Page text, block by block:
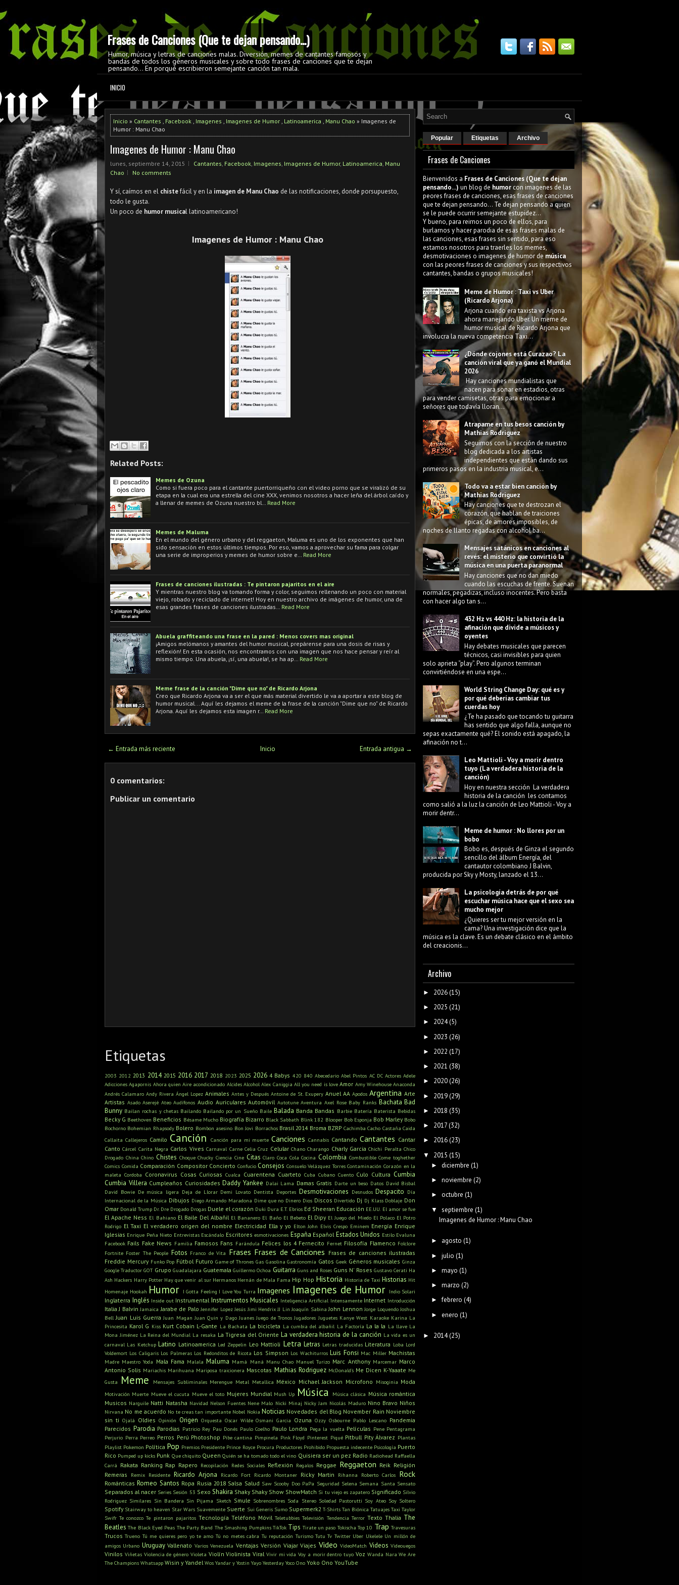
Frases de Canciones (Que te dejan pensando...)
Humor, música y letras de canciones malas. Diversión, memes de cantantes famosos y
bandas de todos los géneros musicales y sobre todo frases de canciones que te dejan
pensando... En porqué escribieron semejante canción tan mala.
INICIO
Inicio » Cantantes , Facebook , Imagenes , Imagenes de Humor , Latinoamerica , Manu Chao » Imagenes de
Humor : Manu Chao
Imagenes de Humor : Manu Chao
lunes, septiembre 14, 2015 Cantantes, Facebook, Imagenes, Imagenes de Humor, Latinoamerica, Manu
Chao
No comments
Y sí, caímos en el chistefácil y en la imagen de Manu Chao de las notificaciones, donde porsupuesto,
todo le gusta.
Un poco de humor musical latinoamericano!
Imagenes de Humor : Manu Chao
Related Posts:
Memes de Ozuna
Como si fuera poco para el cantante puertorriqueño con el video porno que se viralizó de su
etapa en la cual era una estrella del cine XXX, venimos nosotros a hacer leña del árbol caído y
a llenar de memes de Ozuna nuestro bl…
Read More
Memes de Maluma
En el mundo del género urbano y del reggaeton, Maluma es uno de los exponentes que han
sido sensación en estos últimos tiempos. Por eso, vamos a aprovechar su fama para colgar
una serie de improperios y memes de humor sobre e…
Read More
Frases de canciones ilustradas : Te pintaron pajaritos en el aire
Y mientras nuestro blog va tomando forma y color, seguimos rellenando un poco con material
viejo, robado y reciclado de internet! Hoy en nuestro archivo de imágenes de humor, una de
esas grandes frases de canciones ilustradas…
Read More
Abuela graffiteando una frase en la pared : Menos covers mas original
¡Amigos melómanos y amantes del humor musical, prepárense para una dosis de risas y
reflexión! En esta ocasión, nos encontramos con una imagen que nos hace pensar y reír al
mismo tiempo. Una abuela, ¡sí, una abuela!, se ha ap…
Read More
Meme frase de la canción "Dime que no" de Ricardo Arjona
Creo que Ricardo Arjona va a ser el que más material divertido le va a aportar a este blog de
humor musical... Aquí les dejamos el meme de la frase de la canción "Dime que no" de Ricardo
Arjona. Aquí les dejamos esta imagen r…
Read More
← Entrada más reciente Entrada antigua →
Inicio
0 comentarios:
Publicar un comentario
Etiquetas
2003 2012 2013 2014 2015 2016 2017 2018 2023 2025 2026 4 Babys 420 840 Abecedario Abel Pintos AC DC Actores Adele
Adicciones Agapornis Ahora quien Aire acondicionado Alcides Alcohol Alex Caniggia All you need is love Amor Amy Winehouse Anaconda
Andrés Calamaro Andy Rivera Ángel Lopez Animales Antes y Después Antoine de St. Exupery Anuel AA Apodos Argentina Arte
Artistas Asado Aserejé Ateo Audífonos Audio Auriculares Automóvil Autotune Aventura Axel Rose Baby Ranks Bachata Bad
Bunny Bailan rochas y chetas Bailando Bailando por un Sueño Baile Balada Banda Bandas Barbie Batería Baterista Bebidas
Becky G Beethoven Beneficios Bésame Mucho Biografía Bizarro Black Sabbath Blink 182 Blooper Bob Esponja Bob Marley Bobo
Bochorno Bohemian Rhapsody Bolero Bombon asesino Bon Jovi Borrachos Brasil 2014 Broma BZRP Cachimba Cacho Castaña Caida
Callaita Callejeros Camilo Canción Canción para mi muerte Canciones Cannabis Cantando Cantantes Cantar
Canto Cárcel Carita Negra Carlos Vives Carnaval Carne Celia Cruz Celular Chano Charango Charly Garcia Chichi Peralta Chico
Drogado China Chino Chistes Choque Chucky Ciencia Cine Citas Claro Coca Cola Cocina Colombia Combustible Come toghether
Comics Comida Comparación Compositor Concierto Confucio Consejos Consuelo Velázquez Torres Contaminación Corazón en la
maleta Cordoba Coronavirus Cosas Curiosas Cualca Cuarentena Cuarteto Cuba Cubano Cuento Culo Cultura Cumbia
Cumbia Villera Cumpleaños Curiosidades Daddy Yankee Dalai Lama Damas Gratis Darte un beso Datos David Bisbal
David Bowie De música ligera Deja de Llorar Demi Lovato Dentista Deportes Desmotivaciones Desnudos Despacito Día
Internacional de la Música Dibujos Diego Armando Maradona Dime que no Dinero Dios Discos Divertido Dj Dj Klass Doblaje Don
Omar Donald Trump Dr. Dre Drogado Drogas Duele el corazón Duki Dura E.T. Ebrios Ed Sheeran Educación EE.UU. El amor se fue
El Apache Ness El Bahiano El Baile Del Albañil El Bananero El Baño El Bebeto El Dipy El Juego del Miedo El Polaco El Potro
Rodrigo El Taxi El verdadero origen del nombre Electricidad Ella y yo Elton John Elvis Crespo Eminem Energía Enrique
Iglesias Enrique Peña Nieto Entrevistas Escándalo Escritores esmotivaciones España Español Estados Unidos Estilo Evaluna
Facebook Fails Fake News Familia Famosos Fans Farándula Felices los 4 Fernecito Fernet Filosofía Flamenco Folclore
Fortnite Foster The People Fotos Franco de Vita Frases Frases de Canciones Frases de canciones ilustradas
Freddie Mercury Funko Pop Fútbol Futuro Game of Thrones Gas Gasolina Gastronomía Gatos Geek Géneros musicales Ginza
Google Traductor GOT Grupo Guadalajara Guatemala Guillermo Ochoa Guitarra Guns and Roses Guns N' Roses Gustavo Cerati Ha
Ash Hackers Harry Potter Hay que venir al sur Hermanos Hernán de Mala Fama Hip Hop Historia Historia de Taxi Historias Hit
Homenaje Hookah Humor I Gotta Feeling I Love You Turra Imagenes Imagenes de Humor Indio Solari
Inglaterra Inglés Inside out Instrumental Instrumentos Musicales Inteligencia Artificial Intensamente Internet Introducción
Italia J Balvin Jamaica Jarabe de Palo Jennifer Lopez Jesús Jimi Hendrix JJ Lin Joaquín Sabina John Lennon Jorge Loquendo Joshua
Bell Juan Luis Guerra Juan Magan Juan Quin y Dago Juanes Juego de Tronos Jugadores Juguetes Kanye West Karaoke Karina La
Princesita Karol G Kiss Kurt Cobain L-Gante La Bachata La bicicleta La cumbia del albañil La Factoría La la la La llave La
Mona Jiménez La Reina del Mundial La resaka La Tigresa del Oriente La verdadera historia de la canción La vida es un
carnaval Las Ketchup Latino Latinoamerica Led Zeppelin Leo Mattioli Letra Letras Letras traducidas Literatura Loba Lord
Voldemort Los Caligaris Los Palmeras Los Redonditos de Ricota Los Simpson Los Wachiturros Luis Fonsi Mac Miller Machistas
Madre Maestro Yoda Mala Fama Malala Maluma Mamá Maná Manu Chao Manuel Turizo Marc Anthony Marcemar Marco
Antonio Solis Mariachis Marihuana Mariposa traicionera Mascotas Mathias Rodriguez McDonald's Me Dicen K-Yaaate Me
Gusta
Meme Mensajes Subliminales Merengue Metal Metallica México Michael Jackson Microfono Misoginia Moda
Motivación Muerte Mueve el cucuta Mueve el toto Mujeres Mundial Mush Up Música Música clásica Música romántica
Musicos Narguile Natti Natasha Navidad Nelson Fuentes Nene Malo Nicki Minaj Nicky Jam Nicolás Maduro Nino Bravo Niños
Nirvana No me acuerdo No te creas tan importante Nobel Nokia Noticias Novedades del Blog November Rain Noviembre
sin ti Ojalá Oldies Opinión Origen Orquesta Oscar Wilde Osmani Garcia Ozuna Ozzy Osbourne Pablo Lescano Pandemia
Parecidos Parodia Parodias Patricio Rey Pau Donés Paulo Coelho Paulo Londra Pega la vuelta Películas Pene Pentagrama
Perjurio Perra Perreo Perros Perú Photoshop Pibe cantina Pimpinela Pink Floyd Pinterest Piqué Pitbull Pity Álvarez Plantas
Playlist Pokemon Política Pop Premios Presidente Prince Royce Procura Productores Prohibido Propuesta indecente Psicología Puerto
Rico Pumped up kicks Punk Que chiquito Queen Quién se ha tomado todo el vino Quisiera ser un pez Radio Radiohead Raffaella
Carrá Rakata Ranking Rap Rapero Recopilación Redes Sociales Reflexión Regalos Reggae Reggaeton Reik Religión
Remeras
Remix Residente Ricardo Arjona Ricardo Fort Ricardo Montaner Ricky Martin Rihanna Roberto Carlos Rock
Románticas Romeo Santos Ropa Rusia 2018 Salsa Salud Saw Scooby Doo PaPa Seguridad Selena Semana Santa Sensato
Separados al nacer Series Sesión 53 Sexo Shakira Shaky Shaky Show ShowMatch Si tu viejo es zapatero Significado Silvio
Rodriguez Similares Sin Bandera Sin Pijama Sketch Smule Sobrenombres Soda Stereo Soledad Pastorutti Soy Ateo Soy Soltero
Spotify Stairway to heaven Star Wars Suavemente Suerte Sui Generis Sumo Supermerk2 T-Shirts Tan Biónica Tatuajes Taxi Taylor
Swifr Te conozco Te pintaron pajaritos Tecnología Teléfono Móvil Teletubbies Televisión Tendencia Terror Texto Thalia The
Beatles The Black Eyed Peas The Party Band The Smashing Pumpkins TikTok Tips Tirate un paso Tokischa Top 10 Trap Travesuras
Trucos Trueno Tú me quieres pero yo te amo Tú no metes cabra Tu reputación Turismo Tutu Tv Twitter Uber Ukelele Un millón de
amigos Urbano Uruguay Vallenato Varios Venezuela Ventajas Versión Viajar Viajes Video VideoMatch Videos Videouegos
Vinilos Viñetas Violencia de género Violeta Violín Violinista Viral Vivir mi vida Voy a morir dentro tuyo Voz Wanda Nara We Are
The Champions Whatsapp Wisin y Yandel Wos Yandar y Yostin Yayo Yesterday Yoco Ono Yoko Ono YouTube
Popular Etiquetas Archivo
Frases de Canciones
Bienvenidos a Frases de Canciones (Que te dejan
pensando...) un blog de humorcon imagenes de las
peores frases de canciones, esas frases de canciones
que te dejan pensando... Te dejan pensando a quien
se le puede ocurrir semejante estupidez...
Y bueno, para reirnos un poco de ellos, para
burlarnos y hacer parodia de esas frases malas de
las canciones, esas frases sin sentido, para eso
estamos nosotros para traerles los memes,
desmotivaciones o imagenes de humor de música
con las peores frases de canciones y sus respectivos
cantantes, bandas o grupos musicales!
Meme de Humor : Taxi vs Uber
(Ricardo Arjona)
Arjona cuando era taxista vs Arjona
ahora manejando Uber. Un meme de
humor musical de Ricardo Arjona que
involucra la nueva competencia Taxi...
¿Dónde cojones está Curazao? La
canción viral que ya ganó el Mundial
2026
Hay canciones mundialistas que
nacen para sonar en estadios, otras
para vender camisetas, otras para emocionar a
señores que todavía lloran...
Atrapame en tus besos canción by
Mathias Rodriguez
Seguimos con la sección de nuestro
blog dedicada a los artistas
independientes que están dando sus
primeros pasos en la industria musical, e...
Todo va a estar bien canción by
Mathias Rodriguez
Hay canciones que te destrozan el
corazón, que hablan de traiciones
épicas, de amores imposibles, de
noches de llanto regadas con alcohol ba...
Mensajes satánicos en canciones al
revés: el misterio que convirtió la
música en una puerta paranormal
Hay canciones que no dan miedo
cuando las escuchas de frente. Suenan
normales, pegadizas, incluso inocentes. Pero basta
con hacer algo tan s...
432 Hz vs 440 Hz: la historia de la
afinación que divide a músicos y
oyentes
Hay debates musicales que parecen
técnicos, casi invisibles para quien
solo aprieta “play”. Pero algunos terminan
convirtiéndose en una espe...
World String Change Day: qué es y
por qué deberías cambiar tus
cuerdas hoy
¿Te ha pasado que tocando tu guitarra
has sentido que algo falla, aunque no
sepas exactamente qué? El sonido está apagado, la
afinación no t...
Leo Mattioli - Voy a morir dentro
tuyo (La verdadera historia de la
canción)
Hoy en nuestra sección La verdadera
historia de la canción les contamos
como salió a la luz la canción de Leo Mattioli - Voy a
morir dentr...
Meme de humor : No llores por un
bobo
Bobo es, después de Ginza el segundo
sencillo del álbum Energía, del
cantautor colombiano J Balvin,
producida por Sky y Mosty, lanzado el 13...
La psicología detrás de por qué
escuchar música hace que el sexo sea
mucho mejor
¿Quieres ser tu mejor versión en la
cama? Una investigación dice que la
música es la clave. Es un debate clásico en el ámbito
del creacionis...
Archivo
► 2026(15)
► 2025 (21)
► 2024(5)
► 2023 (26)
► 2022 (17)
► 2021 (38)
► 2020(26)
► 2019(29)
► 2018 (35)
► 2017(32)
► 2016(23)
▼ 2015 (15)
► diciembre (1)
► noviembre (2)
► octubre (1)
▼ septiembre (1)
Imagenes de Humor : Manu Chao
► agosto (1)
► julio (1)
► mayo (1)
► marzo (2)
►febrero (4)
► enero (1)
► 2014(25)